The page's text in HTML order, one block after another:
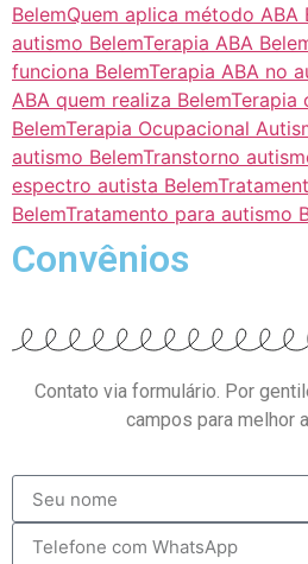
BelemQuem aplica método ABA
autismo BelemTerapia ABA
funciona BelemTerapia ABA no
ABA quem realiza BelemTerapia
BelemTerapia Ocupacional
autismo BelemTranstorno
espectro autista Belem
BelemTratamento para autismo
Convênios
Contato via formulário. Por
campos para melhor